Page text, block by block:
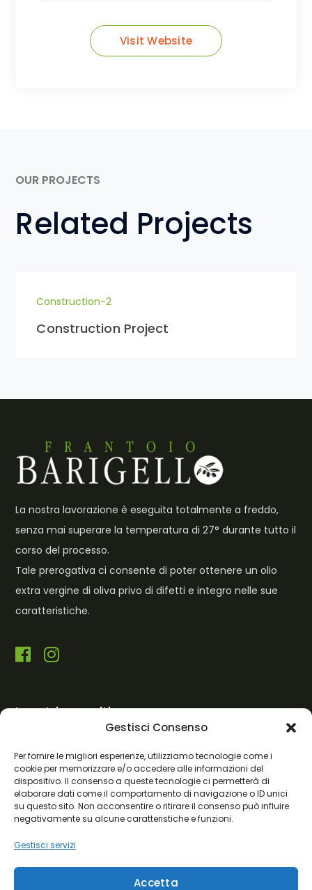
Gestisci Consenso
Per fornire le migliori esperienze, utilizziamo tecnologie come i
cookie per memorizzare e/o accedere alle informazioni del
dispositivo. Il consenso a queste tecnologie ci permetterà di
elaborare dati come il comportamento di navigazione o ID unici
su questo sito. Non acconsentire o ritirare il consenso può influire
negativamente su alcune caratteristiche e funzioni.
Gestisci servizi
Accetta
Visit Website
OUR PROJECTS
Related Projects
Construction-2
Construction Project
La nostra lavorazione è eseguita totalmente a freddo,
senza mai superare la temperatura di 27° durante tutto il
corso del processo.
Tale prerogativa ci consente di poter ottenere un olio
extra vergine di oliva privo di difetti e integro nelle sue
caratteristiche.
I nostri recapiti
Strada Tuscanese km. 8.100 (VT)
0761/1878122 - 347/3011825
info@frantoiodelbarigello.it
P.IVA: 02204580563
REA: VT-160700